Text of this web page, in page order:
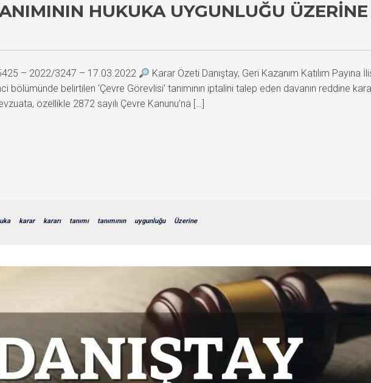
HUKUKA UYGUNLUĞU
– 2022/3247 – 17.03.2022
Karar Özeti Danıştay, Geri Kazanım Katılım Payına
bölümünde belirtilen ‘Çevre Görevlisi’ tanımının iptalini talep eden davanın reddine
özellikle 2872 sayılı Çevre Kanunu’na […]
karar kararı tanımı tanımının uygunluğu Üzerine